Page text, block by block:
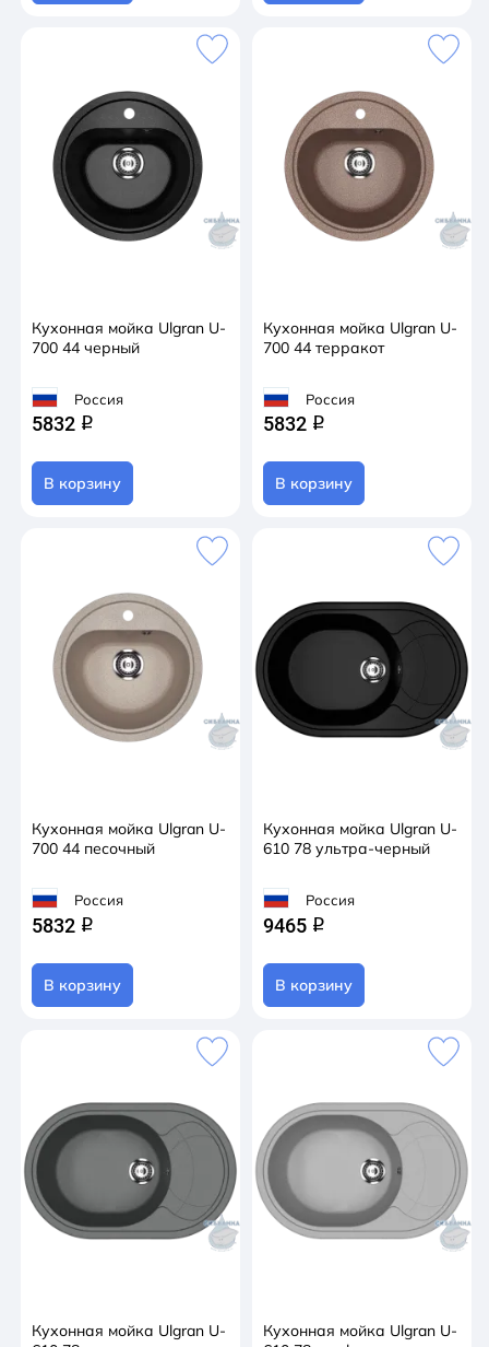
Кухонная мойка Ulgran U-
700 44 черный
Россия
5832 q
В корзину
Кухонная мойка Ulgran U-
700 44 терракот
Россия
5832 q
В корзину
Кухонная мойка Ulgran U-
700 44 песочный
Россия
5832 q
В корзину
Кухонная мойка Ulgran U-
610 78 ультра-черный
Россия
9465 q
В корзину
Кухонная мойка Ulgran U-
Кухонная мойка Ulgran U-